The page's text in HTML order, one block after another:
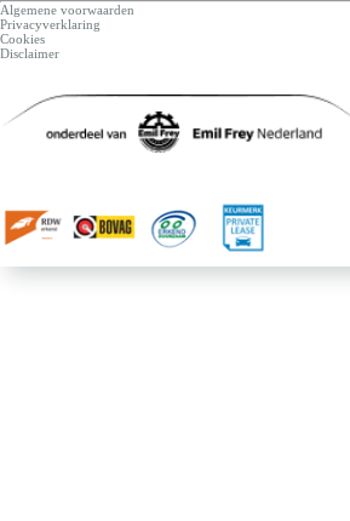
Algemene voorwaarden
Privacyverklaring
Cookies
Disclaimer